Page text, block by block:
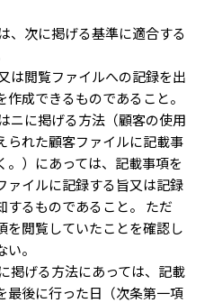
、次に掲げる基準に適合する
は閲覧ファイルへの記録を出
成できるものであること。
ニに掲げる方法（顧客の使用
られた顧客ファイルに記載事
。）にあっては、記載事項を
ァイルに記録する旨又は記録
するものであること。 ただ
を閲覧していたことを確認し
。
掲げる方法にあっては、記載
最後に行った日（次条第一項